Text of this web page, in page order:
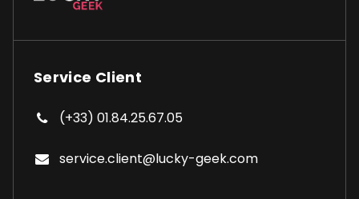
Service Client
(+33) 01.84.25.67.05
service.client@lucky-geek.com